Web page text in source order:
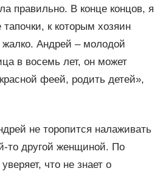
правильно. В конце концов, я
к которым хозяин
Андрей – молодой
в восемь лет, он может
феей, родить детей»,
не торопится налаживать
то другой женщиной. По
что не знает о